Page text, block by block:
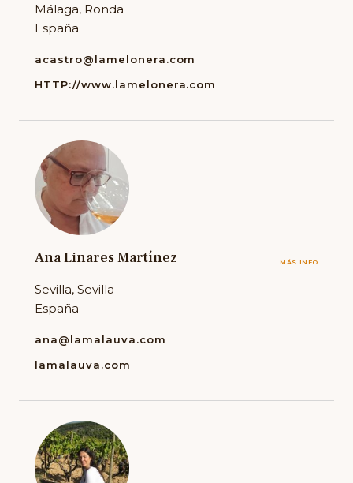
Málaga, Ronda
España
acastro@lamelonera.com
HTTP://www.lamelonera.com
Ana Linares Martínez MÁS INFO
Sevilla, Sevilla
España
ana@lamalauva.com
lamalauva.com